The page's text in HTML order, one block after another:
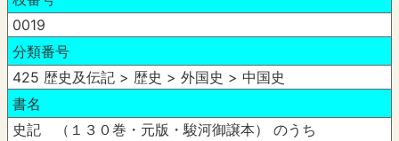
0019
分類番号
425 歴史及伝記 > 歴史 > 外国史 > 中国史
書名
史記 （１３０巻・元版・駿河御譲本） のうち